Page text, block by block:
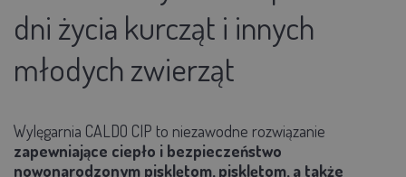
dni życia kurcząt i innych
młodych zwierząt
Wylęgarnia CALDO CIP to niezawodne rozwiązanie
zapewniające ciepło i bezpieczeństwo
nowonarodzonym pisklętom, pisklętom, a także